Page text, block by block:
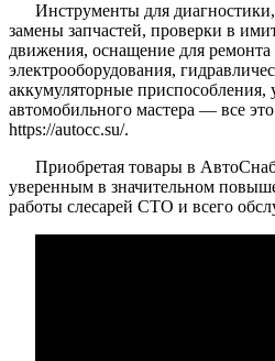
Инструменты для
замены запчастей, проверки в
движения, оснащение для ремонта
электрооборудования,
аккумуляторные
автомобильного мастера — все
https://autocc.su/.
Приобретая товары в
уверенным в значительном
работы слесарей СТО и всего